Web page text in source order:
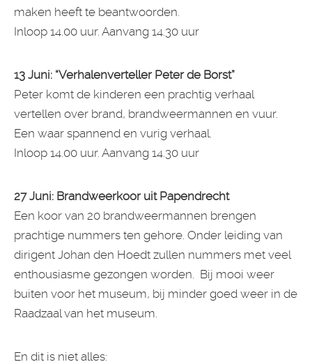
maken heeft te beantwoorden.
Inloop 14.00 uur. Aanvang 14.30 uur
13 Juni: “Verhalenverteller Peter de Borst”
Peter komt de kinderen een prachtig verhaal
vertellen over brand, brandweermannen en vuur.
Een waar spannend en vurig verhaal.
Inloop 14.00 uur. Aanvang 14.30 uur
27 Juni: Brandweerkoor uit Papendrecht
Een koor van 20 brandweermannen brengen
prachtige nummers ten gehore. Onder leiding van
dirigent Johan den Hoedt zullen nummers met veel
enthousiasme gezongen worden. Bij mooi weer
buiten voor het museum, bij minder goed weer in de
Raadzaal van het museum.
En dit is niet alles: